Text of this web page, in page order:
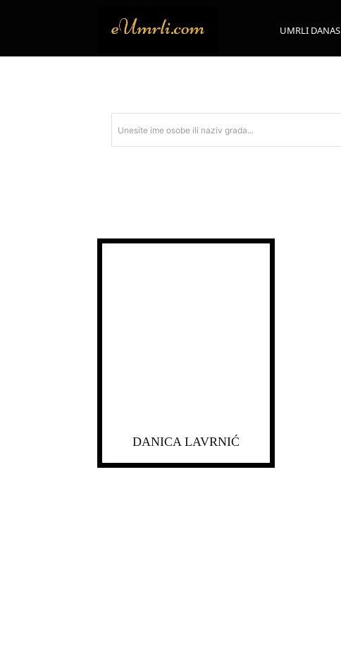
UMRLI DANAS
Unesite ime osobe ili naziv grada...
DANICA LAVRNIĆ